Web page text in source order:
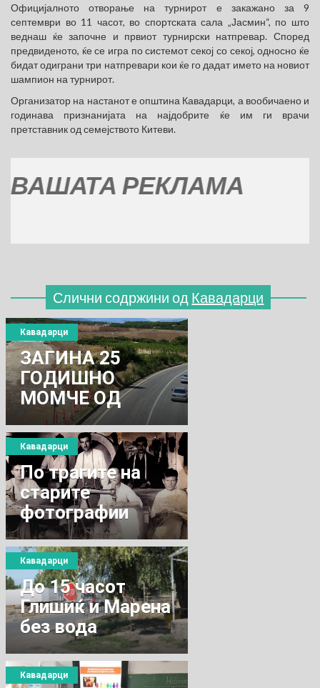
Официјалното отворање на турнирот е закажано за 9
септември во 11 часот, во спортската сала „Јасмин“, по што
веднаш ќе започне и првиот турнирски натпревар. Според
предвиденото, ќе се игра по системот секој со секој, односно ќе
бидат одиграни три натпревари кои ќе го дадат името на новиот
шампион на турнирот.
Организатор на настанот е општина Кавадарци, а вообичаено и
годинава признанијата на најдобрите ќе им ги врачи
претставник од семејството Китеви.
РЕКЛАМА
Слични содржини од Кавадарци
ЗАГИНА 25
ГОДИШНО
МОМЧЕ ОД
КАВАДАРЦИ
Кавадарци
По трагите на
старите
фотографии
Кавадарци
До 15 часот
Глишиќ и Марена
без вода
Кавадарци
Кавадарци